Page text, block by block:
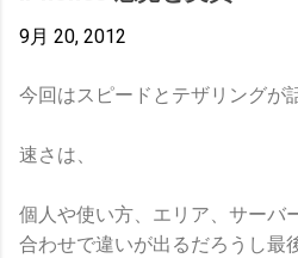
9月 20, 2012
今回はスピードとテザリングが
速さは、
個人や使い方、エリア、サーバ
合わせで違いが出るだろうし最